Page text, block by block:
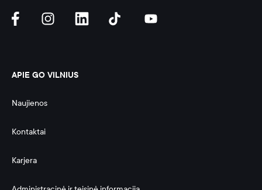
APIE GO VILNIUS
Naujienos
Kontaktai
Karjera